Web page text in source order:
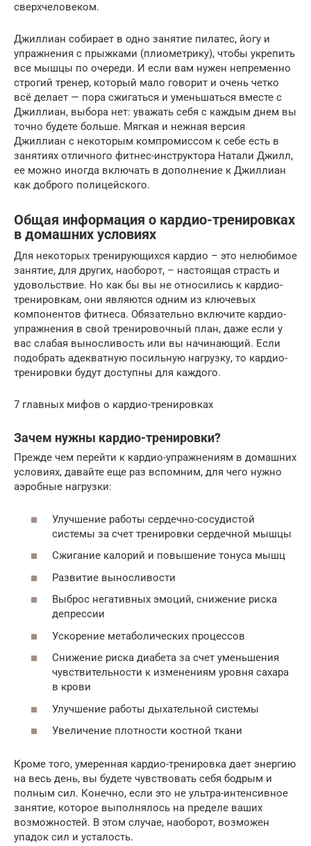
сверхчеловеком.
Джиллиан собирает в одно занятие пилатес, йогу и
упражнения с прыжками (плиометрику), чтобы укрепить
все мышцы по очереди. И если вам нужен непременно
строгий тренер, который мало говорит и очень четко
всё делает — пора сжигаться и уменьшаться вместе с
Джиллиан, выбора нет: уважать себя с каждым днем вы
точно будете больше. Мягкая и нежная версия
Джиллиан с некоторым компромиссом к себе есть в
занятиях отличного фитнес-инструктора Натали Джилл,
ее можно иногда включать в дополнение к Джиллиан
как доброго полицейского.
Общая информация о кардио-тренировках
в домашних условиях
Для некоторых тренирующихся кардио – это нелюбимое
занятие, для других, наоборот, – настоящая страсть и
удовольствие. Но как бы вы не относились к кардио-
тренировкам, они являются одним из ключевых
компонентов фитнеса. Обязательно включите кардио-
упражнения в свой тренировочный план, даже если у
вас слабая выносливость или вы начинающий. Если
подобрать адекватную посильную нагрузку, то кардио-
тренировки будут доступны для каждого.
7 главных мифов о кардио-тренировках
Зачем нужны кардио-тренировки?
Прежде чем перейти к кардио-упражнениям в домашних
условиях, давайте еще раз вспомним, для чего нужно
аэробные нагрузки:
Улучшение работы сердечно-сосудистой
системы за счет тренировки сердечной мышцы
Сжигание калорий и повышение тонуса мышц
Развитие выносливости
Выброс негативных эмоций, снижение риска
депрессии
Ускорение метаболических процессов
Снижение риска диабета за счет уменьшения
чувствительности к изменениям уровня сахара
в крови
Улучшение работы дыхательной системы
Увеличение плотности костной ткани
Кроме того, умеренная кардио-тренировка дает энергию
на весь день, вы будете чувствовать себя бодрым и
полным сил. Конечно, если это не ультра-интенсивное
занятие, которое выполнялось на пределе ваших
возможностей. В этом случае, наоборот, возможен
упадок сил и усталость.